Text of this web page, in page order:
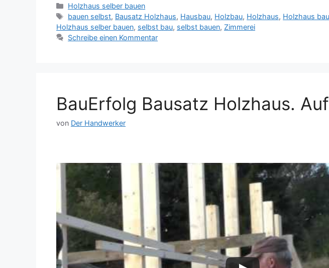
Kategorien
Holzhaus selber bauen
Schlagwörter
bauen selbst, Bausatz Holzhaus, Hausbau, Holzbau, Holzhaus, Holzhaus bau
Holzhaus selber bauen, selbst bau, selbst bauen, Zimmerei
Schreibe einen Kommentar
BauErfolg Bausatz Holzhaus.
von Der Handwerker
Dieses Video auf YouTube ansehen